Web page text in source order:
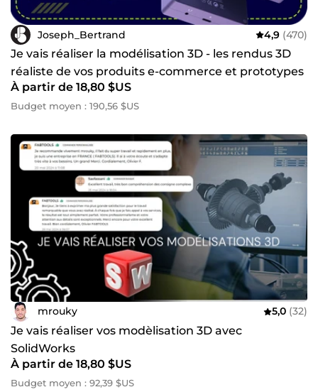
Joseph_Bertrand 4,9 (470)
Je vais réaliser la modélisation 3D - les rendus 3D
réaliste de vos produits e-commerce et prototypes
À partir de 18,80 $US
Budget moyen : 190,56 $US
mrouky 5,0 (32)
Je vais réaliser vos modèlisation 3D avec
SolidWorks
À partir de 18,80 $US
Budget moyen : 92,39 $US